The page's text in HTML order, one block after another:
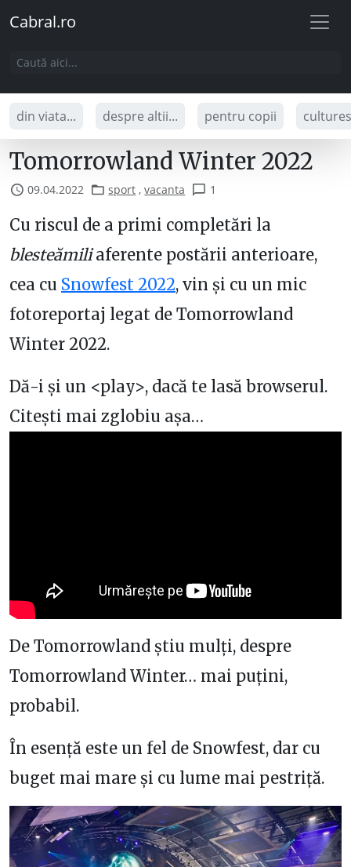
Cabral.ro
din viata... despre altii... pentru copii
Tomorrowland Winter 2022
09.04.2022 sport ,vacanta 1
Cu riscul de a primi completări la
blesteămiliaferente postării anterioare,
cea cu Snowfest 2022, vin și cu un mic
fotoreportaj legat de Tomorrowland
Winter 2022.
Dă-i și un <play>, dacă te lasă browserul.
Citești mai zglobiu așa…
De Tomorrowland știu mulți, despre
Tomorrowland Winter… mai puțini,
probabil.
În esență este un fel de Snowfest, dar cu
buget mai mare și cu lume mai pestriță.